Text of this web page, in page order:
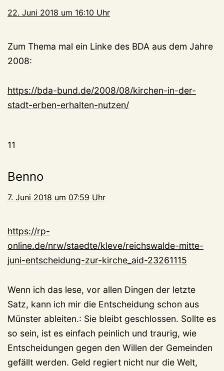
22. Juni 2018 um 16:10 Uhr
Zum Thema mal ein Linke des BDA aus dem Jahre
2008:
https://bda-bund.de/2008/08/kirchen-in-der-
stadt-erben-erhalten-nutzen/
11
Benno
7. Juni 2018 um 07:59 Uhr
https://rp-
online.de/nrw/staedte/kleve/reichswalde-mitte-
juni-entscheidung-zur-kirche_aid-23261115
Wenn ich das lese, vor allen Dingen der letzte
Satz, kann ich mir die Entscheidung schon aus
Münster ableiten.: Sie bleibt geschlossen. Sollte es
so sein, ist es einfach peinlich und traurig, wie
Entscheidungen gegen den Willen der Gemeinden
gefällt werden. Geld regiert nicht nur die Welt,